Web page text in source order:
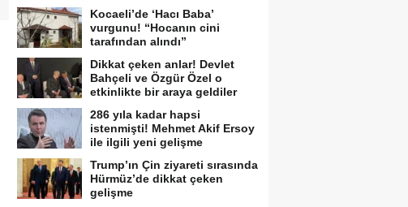
Kocaeli’de ‘Hacı Baba’
vurgunu! “Hocanın cini
tarafından alındı”
Dikkat çeken anlar! Devlet
Bahçeli ve Özgür Özel o
etkinlikte bir araya geldiler
286 yıla kadar hapsi
istenmişti! Mehmet Akif Ersoy
ile ilgili yeni gelişme
Trump’ın Çin ziyareti sırasında
Hürmüz’de dikkat çeken
gelişme